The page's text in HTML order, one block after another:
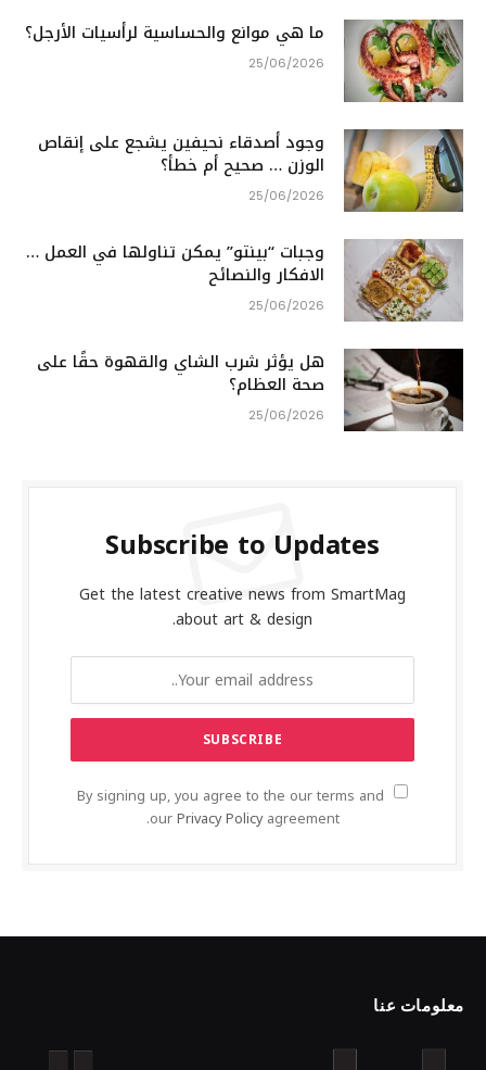
ما هي موانع والحساسية لرأسيات الأرجل؟
25/06/2026
وجود أصدقاء نحيفين يشجع على إنقاص
الوزن … صحيح أم خطأ؟
25/06/2026
وجبات “بينتو” يمكن تناولها في العمل …
الافكار والنصائح
25/06/2026
هل يؤثر شرب الشاي والقهوة حقًا على
صحة العظام؟
25/06/2026
Subscribe to Updates
Get the latest creative news from SmartMag
about art & design.
By signing up, you agree to the our terms and
ourPrivacy Policyagreement.
معلومات عنا